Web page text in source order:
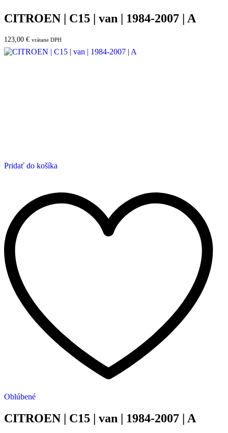
CITROEN | C15 | van | 1984-2007 | A
123,00 € vrátane DPH
Pridať do košíka
Oblúbené
CITROEN | C15 | van | 1984-2007 | A